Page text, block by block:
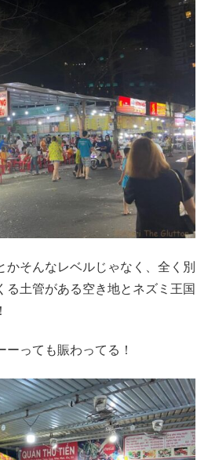
かそんなレベルじゃなく、全く別
る土管がある空き地とネズミ王国
っても賑わってる！